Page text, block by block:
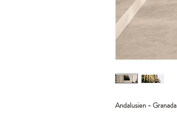
Andalusien - Granada